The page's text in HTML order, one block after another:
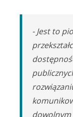
- Jest to
dowolnym